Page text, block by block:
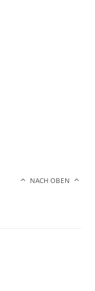
NACH OBEN